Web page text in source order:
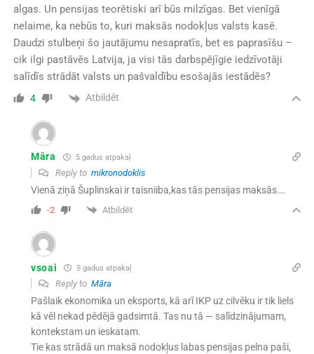
algas. Un pensijas teorētiski arī būs milzīgas. Bet vienīgā
nelaime, ka nebūs to, kuri maksās nodokļus valsts kasē.
Daudzi stulbeņi šo jautājumu nesapratīs, bet es paprasīšu –
cik ilgi pastāvēs Latvija, ja visi tās darbspējīgie iedzīvotāji
salīdīs strādāt valsts un pašvaldību esošajās iestādēs?
4 Atbildēt
Māra 5 gadus atpakaļ
Reply to mikronodoklis
Vienā ziņā Šuplinskai ir taisniiba,kas tās pensijas maksās….
-2 Atbildēt
vsoai 5 gadus atpakaļ
Reply to Māra
Pašlaik ekonomika un eksports, kā arī IKP uz cilvēku ir tik liels
kā vēl nekad pēdējā gadsimtā. Tas nu tā — salīdzinājumam,
kontekstam un ieskatam.
Tie kas strādā un maksā nodokļus labas pensijas pelna paši,